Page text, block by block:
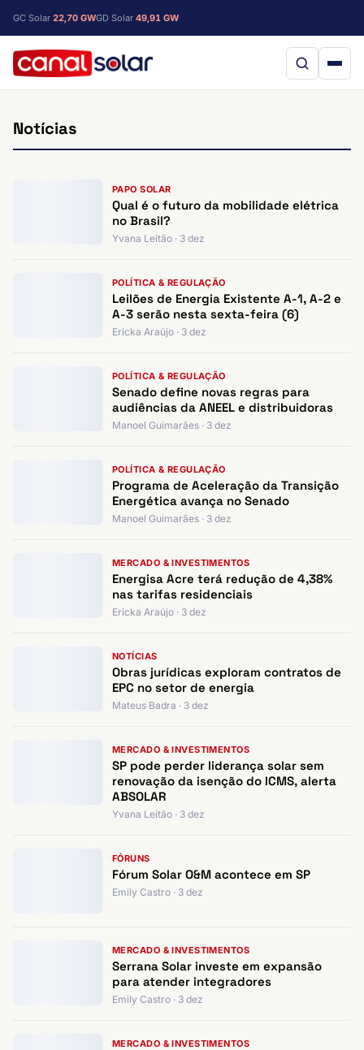
GC Solar 22,70 GWGD Solar 49,91 GW
Notícias
PAPO SOLAR
Qual é o futuro da ​mobilidade elétrica
no Brasil?
Yvana Leitão · 3 dez
POLÍTICA & REGULAÇÃO
Leilões de Energia Existente A-1, A-2 e
A-3 serão nesta sexta-feira (6)
Ericka Araújo · 3 dez
POLÍTICA & REGULAÇÃO
Senado define novas regras para
audiências da ANEEL e distribuidoras
Manoel Guimarães · 3 dez
POLÍTICA & REGULAÇÃO
Programa de Aceleração da Transição
Energética avança no Senado
Manoel Guimarães · 3 dez
MERCADO & INVESTIMENTOS
Energisa Acre terá redução de 4,38%
nas tarifas residenciais
Ericka Araújo · 3 dez
NOTÍCIAS
Obras jurídicas exploram contratos de
EPC no setor de energia
Mateus Badra · 3 dez
MERCADO & INVESTIMENTOS
SP pode perder liderança solar sem
renovação da isenção do ICMS, alerta
ABSOLAR
Yvana Leitão · 3 dez
FÓRUNS
Fórum Solar O&M acontece em SP
Emily Castro · 3 dez
MERCADO & INVESTIMENTOS
Serrana Solar investe em expansão
para atender integradores
Emily Castro · 3 dez
MERCADO & INVESTIMENTOS